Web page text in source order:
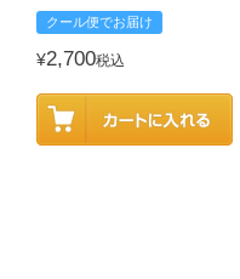
クール便でお届け
¥2,700税込